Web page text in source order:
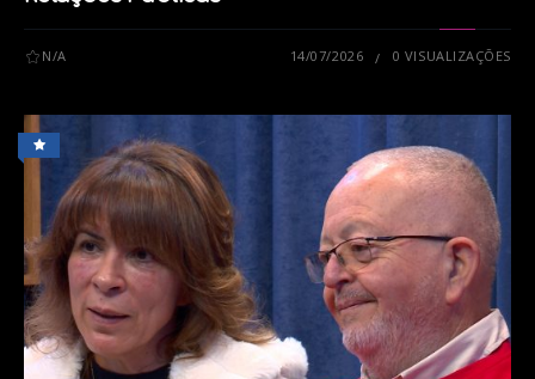
Siga nossas redes sociais:
Instagram
Facebook
N/A 14/07/2026 0 VISUALIZAÇÕES